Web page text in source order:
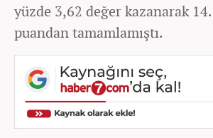
yüzde 3,62 değer kazanarak
puandan tamamlamıştı.